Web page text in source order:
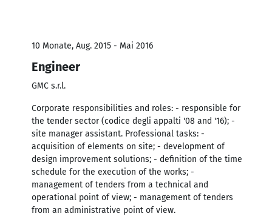
10 Monate, Aug. 2015 - Mai 2016
Engineer
GMC s.r.l.
Corporate responsibilities and roles: - responsible for
the tender sector (codice degli appalti '08 and '16); -
site manager assistant. Professional tasks: -
acquisition of elements on site; - development of
design improvement solutions; - definition of the time
schedule for the execution of the works; -
management of tenders from a technical and
operational point of view; - management of tenders
from an administrative point of view.